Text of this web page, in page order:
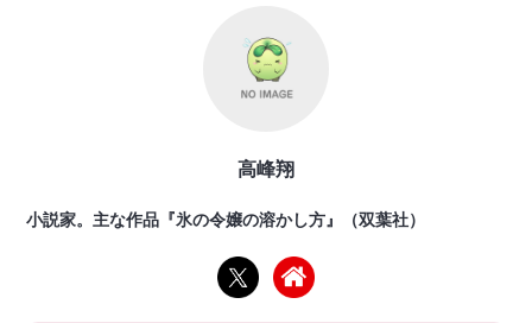
高峰翔
小説家。主な作品『氷の令嬢の溶かし方』（双葉社）